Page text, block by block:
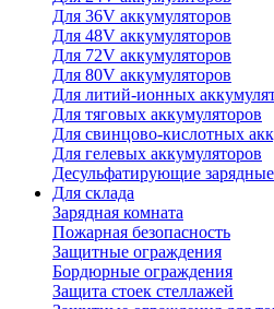
Для 36V аккумуляторов
Для 48V аккумуляторов
Для 72V аккумуляторов
Для 80V аккумуляторов
Для литий-ионных
Для тяговых аккумуляторов
Для свинцово-кислотных
Для гелевых аккумуляторов
Десульфатирующие зарядные
Для склада
Зарядная комната
Пожарная безопасность
Защитные ограждения
Бордюрные ограждения
Защита стоек стеллажей